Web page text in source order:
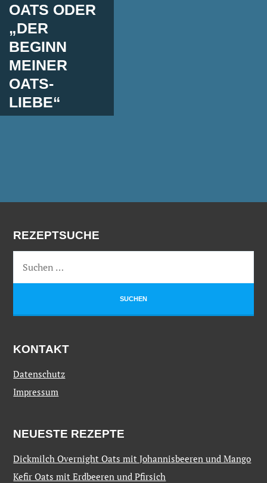
OATS ODER
„DER
BEGINN
MEINER
OATS-
LIEBE“
REZEPTSUCHE
KONTAKT
Datenschutz
Impressum
NEUESTE REZEPTE
Dickmilch Overnight Oats mit Johannisbeeren und Mango
Kefir Oats mit Erdbeeren und Pfirsich